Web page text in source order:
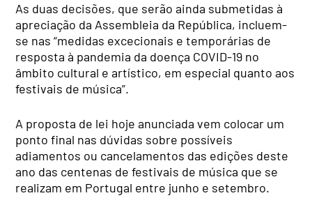
As duas decisões, que serão ainda submetidas à
apreciação da Assembleia da República, incluem-
se nas “medidas excecionais e temporárias de
resposta à pandemia da doença COVID-19 no
âmbito cultural e artístico, em especial quanto aos
festivais de música”.
A proposta de lei hoje anunciada vem colocar um
ponto final nas dúvidas sobre possíveis
adiamentos ou cancelamentos das edições deste
ano das centenas de festivais de música que se
realizam em Portugal entre junho e setembro.